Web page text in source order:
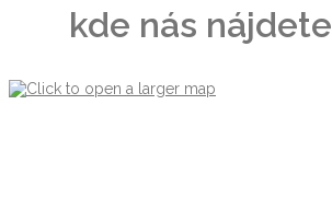
kde nás nájdete